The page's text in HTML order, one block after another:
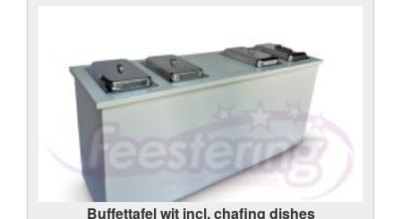
Buffettafel wit incl. chafing dishes